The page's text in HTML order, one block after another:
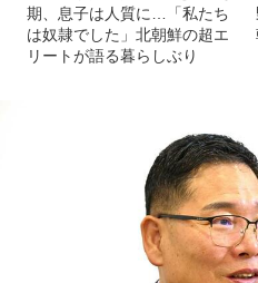
期、息子は人質に…「私たち
は奴隷でした」北朝鮮の超エ
リートが語る暮らしぶり